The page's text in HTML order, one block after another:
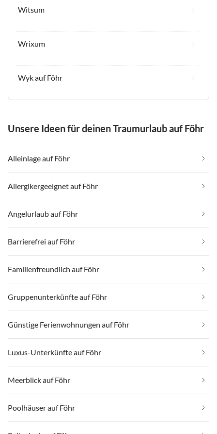
Witsum
Wrixum
Wyk auf Föhr
Unsere Ideen für deinen Traumurlaub auf Föhr
Alleinlage auf Föhr
Allergikergeeignet auf Föhr
Angelurlaub auf Föhr
Barrierefrei auf Föhr
Familienfreundlich auf Föhr
Gruppenunterkünfte auf Föhr
Günstige Ferienwohnungen auf Föhr
Luxus-Unterkünfte auf Föhr
Meerblick auf Föhr
Poolhäuser auf Föhr